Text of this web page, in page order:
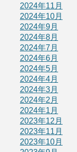
2024年11月
2024年10月
2024年9月
2024年8月
2024年7月
2024年6月
2024年5月
2024年4月
2024年3月
2024年2月
2024年1月
2023年12月
2023年11月
2023年10月